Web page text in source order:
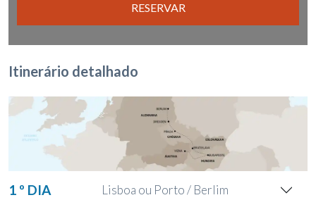
RESERVAR
Itinerário detalhado
1 º DIA Lisboa ou Porto / Berlim